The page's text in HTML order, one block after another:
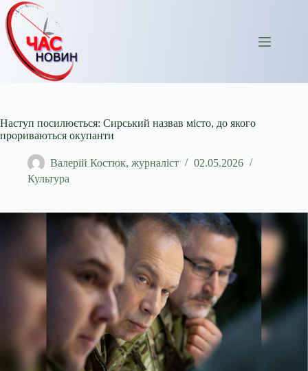
Перейти
до
вмісту
Наступ посилюється: Сирський назвав місто, до якого
прориваються окупанти
Валерій Костюк, журналіст
02.05.2026
Культура